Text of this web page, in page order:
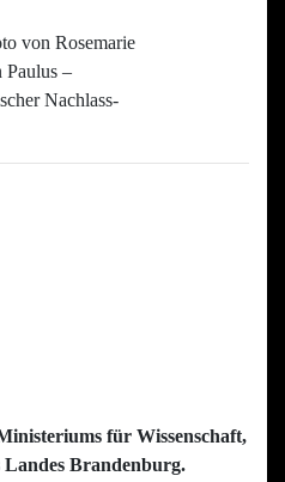
von Rosemarie
Paulus –
Nachlass-
für Wissenschaft,
Brandenburg.